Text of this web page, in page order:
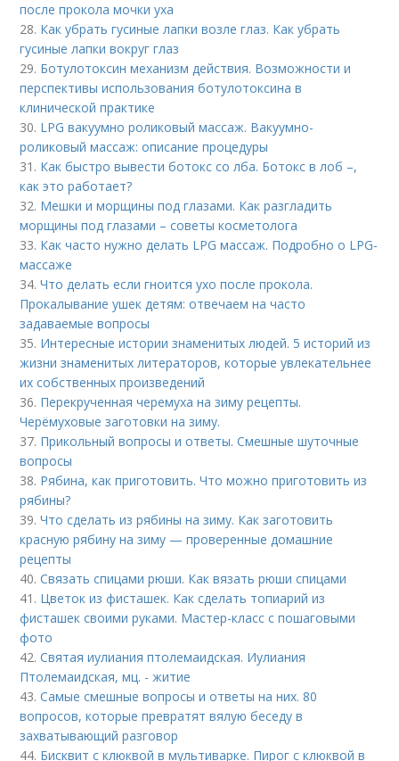
после прокола мочки уха
28. Как убрать гусиные лапки возле глаз. Как убрать
гусиные лапки вокруг глаз
29. Ботулотоксин механизм действия. Возможности и
перспективы использования ботулотоксина в
клинической практике
30. LPG вакуумно роликовый массаж. Вакуумно-
роликовый массаж: описание процедуры
31. Как быстро вывести ботокс со лба. Ботокс в лоб –,
как это работает?
32. Мешки и морщины под глазами. Как разгладить
морщины под глазами – советы косметолога
33. Как часто нужно делать LPG массаж. Подробно о LPG-
массаже
34.Что делать если гноится ухо после прокола.
Прокалывание ушек детям: отвечаем на часто
задаваемые вопросы
35. Интересные истории знаменитых людей. 5 историй из
жизни знаменитых литераторов, которые увлекательнее
их собственных произведений
36. Перекрученная черемуха на зиму рецепты.
Черёмуховые заготовки на зиму.
37. Прикольный вопросы и ответы. Смешные шуточные
вопросы
38. Рябина, как приготовить. Что можно приготовить из
рябины?
39.Что сделать из рябины на зиму. Как заготовить
красную рябину на зиму — проверенные домашние
рецепты
40.Связать спицами рюши. Как вязать рюши спицами
41. Цветок из фисташек. Как сделать топиарий из
фисташек своими руками. Мастер-класс с пошаговыми
фото
42.Святая иулиания птолемаидская. Иулиания
Птолемаидская, мц. - житие
43.Самые смешные вопросы и ответы на них. 80
вопросов, которые превратят вялую беседу в
захватывающий разговор
44. Бисквит с клюквой в мультиварке. Пирог с клюквой в